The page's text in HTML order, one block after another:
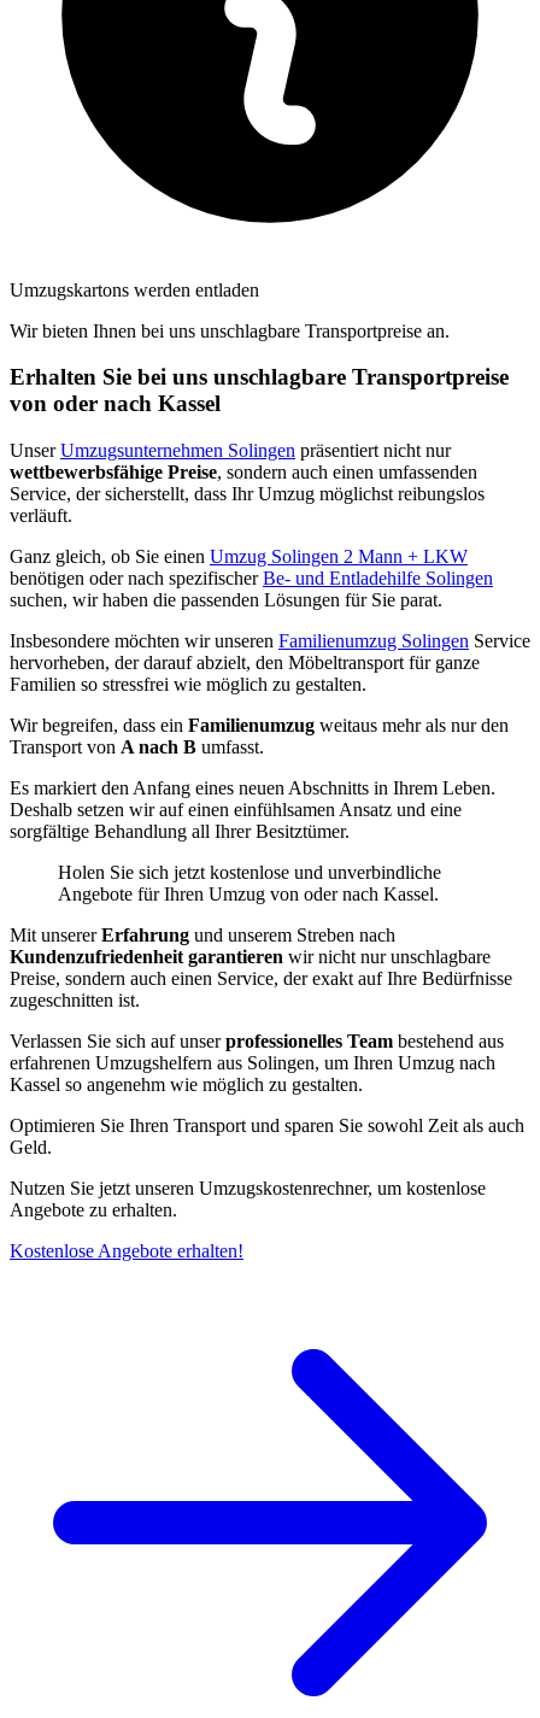
Umzugskartons werden entladen
Wir bieten Ihnen bei uns unschlagbare Transportpreise an.
Erhalten Sie bei uns unschlagbare Transportpreise
von oder nach Kassel
UnserUmzugsunternehmen Solingen präsentiert nicht nur
wettbewerbsfähige Preise, sondern auch einen umfassenden
Service, der sicherstellt, dass Ihr Umzug möglichst reibungslos
verläuft.
Ganz gleich, ob Sie einen Umzug Solingen 2 Mann + LKW
benötigen oder nach spezifischerBe- und Entladehilfe Solingen
suchen, wir haben die passenden Lösungen für Sie parat.
Insbesondere möchten wir unseren Familienumzug Solingen Service
hervorheben, der darauf abzielt, den Möbeltransport für ganze
Familien so stressfrei wie möglich zu gestalten.
Wir begreifen, dass ein Familienumzug weitaus mehr als nur den
Transport von A nach B umfasst.
Es markiert den Anfang eines neuen Abschnitts in Ihrem Leben.
Deshalb setzen wir auf einen einfühlsamen Ansatz und eine
sorgfältige Behandlung all Ihrer Besitztümer.
Holen Sie sich jetzt kostenlose und unverbindliche
Angebote für Ihren Umzug von oder nach Kassel.
Mit unsererErfahrung und unserem Streben nach
Kundenzufriedenheit garantieren wir nicht nur unschlagbare
Preise, sondern auch einen Service, der exakt auf Ihre Bedürfnisse
zugeschnitten ist.
Verlassen Sie sich auf unserprofessionelles Team bestehend aus
erfahrenen Umzugshelfern aus Solingen, um Ihren Umzug nach
Kassel so angenehm wie möglich zu gestalten.
Optimieren Sie Ihren Transport und sparen Sie sowohl Zeit als auch
Geld.
Nutzen Sie jetzt unseren Umzugskostenrechner, um kostenlose
Angebote zu erhalten.
Kostenlose Angebote erhalten!